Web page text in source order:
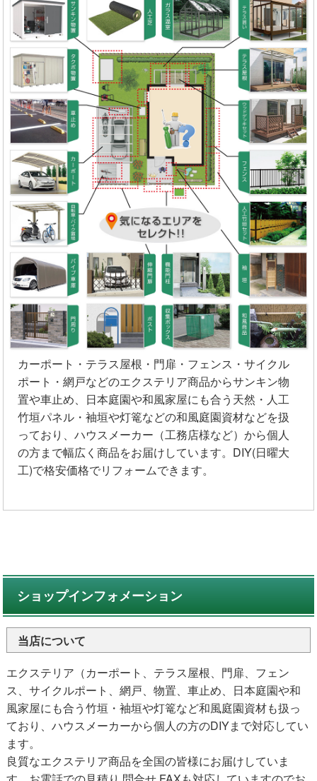
カーポート・テラス屋根・門扉・フェンス・サイクル
ポート・網戸などのエクステリア商品からサンキン物
置や車止め、日本庭園や和風家屋にも合う天然・人工
竹垣パネル・袖垣や灯篭などの和風庭園資材などを扱
っており、ハウスメーカー（工務店様など）から個人
の方まで幅広く商品をお届けしています。DIY(日曜大
工)で格安価格でリフォームできます。
ショップインフォメーション
当店について
エクステリア（カーポート、テラス屋根、門扉、フェン
ス、サイクルポート、網戸、物置、車止め、日本庭園や和
風家屋にも合う竹垣・袖垣や灯篭など和風庭園資材も扱っ
ており、ハウスメーカーから個人の方のDIYまで対応してい
ます。
良質なエクステリア商品を全国の皆様にお届けしていま